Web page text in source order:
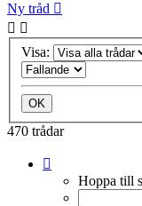
Ny tråd
Visa:
470 trådar
Hoppa till